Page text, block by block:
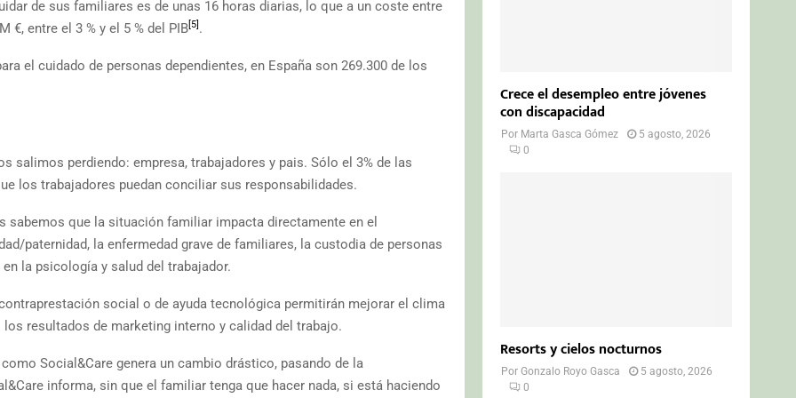
de sus familiares es de unas 16 horas diarias, lo que a un coste entre
€, entre el 3 % y el 5 % del PIB[5] .
el cuidado de personas dependientes, en España son 269.300 de los
salimos perdiendo: empresa, trabajadores y pais. Sólo el 3% de las
los trabajadores puedan conciliar sus responsabilidades.
que la situación familiar impacta directamente en el
paternidad, la enfermedad grave de familiares, la custodia de personas
la psicología y salud del trabajador.
social o de ayuda tecnológica permitirán mejorar el clima
resultados de marketing interno y calidad del trabajo.
Social&Care genera un cambio drástico, pasando de la
informa, sin que el familiar tenga que hacer nada, si está haciendo
Crece el desempleo entre jóvenes
con discapacidad
Por Marta Gasca Gómez
5 agosto, 2026
0
Resorts y cielos nocturnos
PorGonzalo Royo Gasca
5 agosto, 2026
0